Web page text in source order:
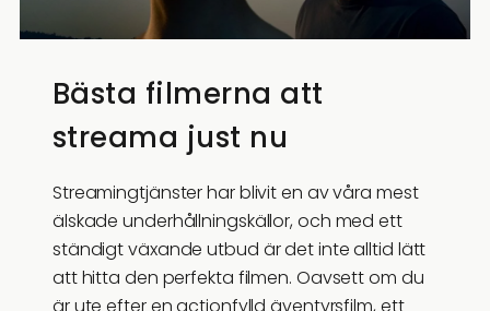
Bästa filmerna att
streama just nu
Streamingtjänster har blivit en av våra mest
älskade underhållningskällor, och med ett
ständigt växande utbud är det inte alltid lätt
att hitta den perfekta filmen. Oavsett om du